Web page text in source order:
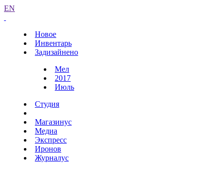
EN
Новое
Инвентарь
Задизайнено
Мел
2017
Июль
Студия
Магазинус
Медиа
Экспресс
Иронов
Журналус